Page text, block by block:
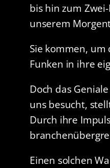
bis hin zum
unserem
Sie kommen,
Funken in ihre
Doch das
uns besucht,
Durch ihre
Einen solchen